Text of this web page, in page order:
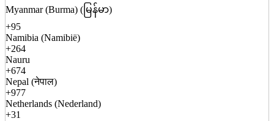
Myanmar (Burma) (မြန်မာ)
+95
Namibia (Namibië)
+264
Nauru
+674
Nepal (नेपाल)
+977
Netherlands (Nederland)
+31